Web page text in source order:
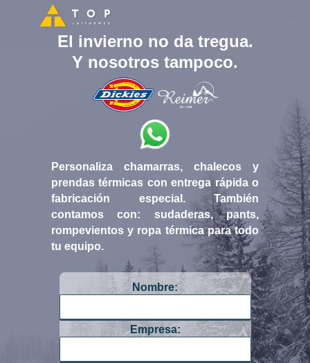
El invierno no da tregua.
Y nosotros tampoco.
Personaliza chamarras, chalecos y
prendas térmicas con entrega rápida o
fabricación especial. También
contamos con: sudaderas, pants,
rompevientos y ropa térmica para todo
tu equipo.
Nombre:
Empresa: